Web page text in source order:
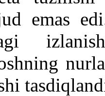
emas